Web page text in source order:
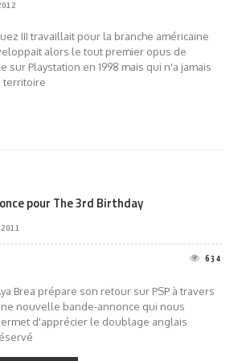
III travaillait pour la branche américaine
alors le tout premier opus de
sur Playstation en 1998 mais qui n'a jamais
territoire
pour The 3rd Birthday
2011
634
Brea prépare son retour sur PSP à travers
nouvelle bande-annonce qui nous
d'apprécier le doublage anglais